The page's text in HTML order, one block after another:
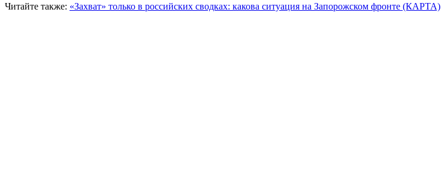
Читайте также: «Захват» только в российских сводках: какова ситуация на Запорожском фронте (КАРТА)